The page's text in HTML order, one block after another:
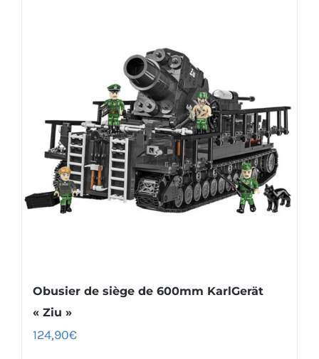
Obusier de siège de 600mm KarlGerät
« Ziu »
124,90€